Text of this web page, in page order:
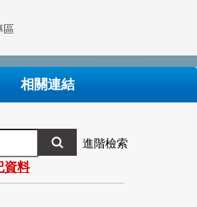
區
相關連結
進階檢索
資料